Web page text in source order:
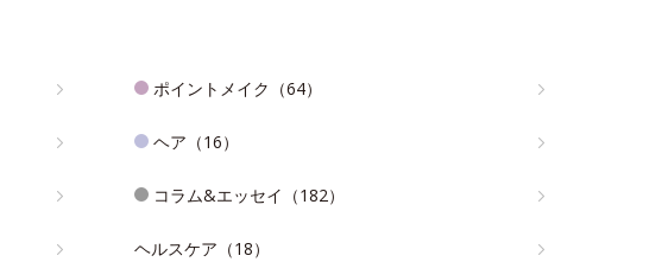
ポイントメイク（64）
ヘア（16）
コラム&エッセイ（182）
ヘルスケア（18）